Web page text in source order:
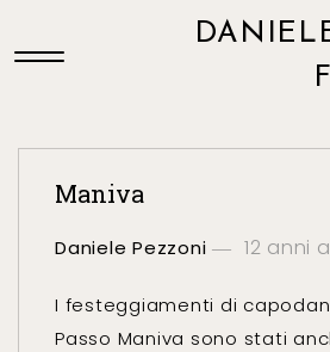
Maniva
Daniele Pezzoni 12 anni
I festeggiamenti di
Passo Maniva sono stati